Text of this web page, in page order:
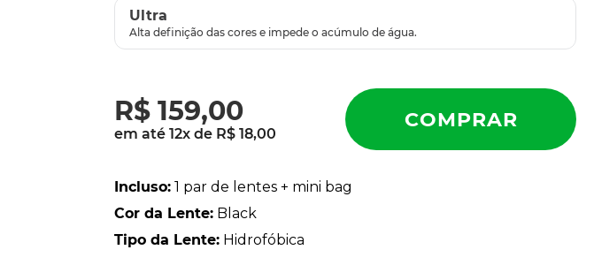
Ultra
R$ 159,00
em até12x de R$ 18,00
Incluso: 1 par de lentes + mini bag
Cor da Lente: Black
Tipo da Lente: Hidrofóbica